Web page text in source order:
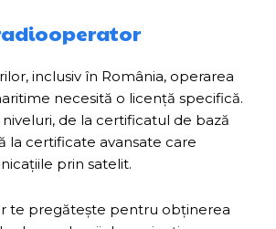
inclusiv în România, operarea
necesită o licență specifică.
de la certificatul de bază
la certificate avansate care
prin satelit.
te pregătește pentru obținerea